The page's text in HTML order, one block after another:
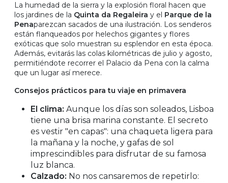
La humedad de la sierra y la explosión floral hacen que
los jardines de la Quinta da Regaleira y el Parque de la
Penaparezcan sacados de una ilustración. Los senderos
están flanqueados por helechos gigantes y flores
exóticas que solo muestran su esplendor en esta época.
Además, evitarás las colas kilométricas de julio y agosto,
permitiéndote recorrer el Palacio da Pena con la calma
que un lugar así merece.
Consejos prácticos para tu viaje en primavera
El clima: Aunque los días son soleados, Lisboa
tiene una brisa marina constante. El secreto
es vestir "en capas": una chaqueta ligera para
la mañana y la noche, y gafas de sol
imprescindibles para disfrutar de su famosa
luz blanca.
Calzado: No nos cansaremos de repetirlo: